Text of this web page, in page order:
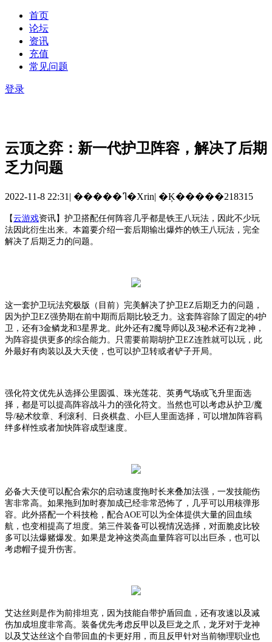
首页
论坛
资讯
充值
常见问题
登录
云顶之弈：新一代护卫阵容，解决了后期
乏力问题
2022-11-8 22:31 | �����ߣ�Xrin| �Ķ�����218315
【云游戏资讯】 护卫搭配任何阵容几乎都是铁王八玩法，因此不少玩
法因此衍生出来。本篇要介绍一套后期输出爆炸的铁王八玩法，完全
解决了后期乏力的问题。
这一套护卫玩法究极版（目前）完美解决了护卫EZ后期乏力的问题，
因为护卫EZ强势期在前中期而后期比较乏力。这套阵容除了固定的4护
卫，还有3金鳞龙和3星界龙。此外还有2魔导师以及3秘术还有2龙神，
为阵容提供更多的综合能力。只需要前期胡护卫EZ连胜就可以玩，此
外最好有肉装以及大天使，也可以护卫转或者铲子开局。
强化符文优先从选择公里圆弧、珠光莲花、英勇气场或飞升里面选
择，都是可以提高阵容战斗力的强化符文。当然也可以考虑从护卫/魔
导/秘术纹章、利滚利、日炎棋盘、小巨人里面选择，可以增加阵容羁
绊多样性或者加快阵容成型速度。
必备大天使可以配合索尔的启动速度拖时长来叠加法强，一发技能伤
害非常高。如果拖到加时赛加成已经非常恐怖了，几乎可以用核弹形
容。此外搭配一个科技枪，配合AOE可以为全体提供大量的回血续
航，也变相提高了坦度。第三件装备可以视情况选择，对面脆皮比较
多可以法爆赌爆发。如果是龙神这类高血量阵容可以出巨杀，也可以
考虑帽子提升伤害。
艾达丝则是作为前排坦克，因为技能自带护盾回血，还有攻速以及减
伤加成坦度非常高。装备优先考虑反甲以及巨龙之爪，龙牙对于龙神
以及艾达丝这个自带回血的卡更好用，而且反甲针对当前物理职业也